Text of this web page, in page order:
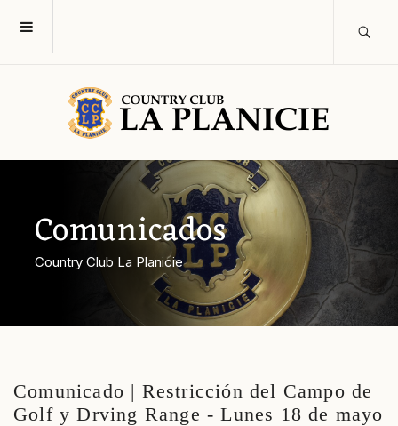
Comunicados
Country Club La Planicie
Comunicado | Restricción del Campo de
Golf y Drving Range - Lunes 18 de mayo